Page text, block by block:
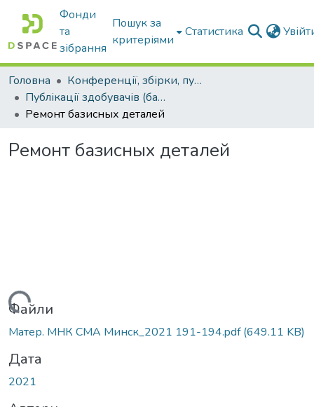
Фонди
та
зібрання
Пошук за
критеріями
Статистика
Головна
Конференції, збірки, публікації молодих вчених і здобувачів : магістрів, бакалаврів, аспірантів.
Публікації здобувачів (бакалаврів. магістрів, аспірантів)
Ремонт базисных деталей
Ремонт базисных деталей
Вантажиться...
Файли
Матер. МНК СМА Минск_2021 191-194.pdf(649.11 KB)
Дата
2021